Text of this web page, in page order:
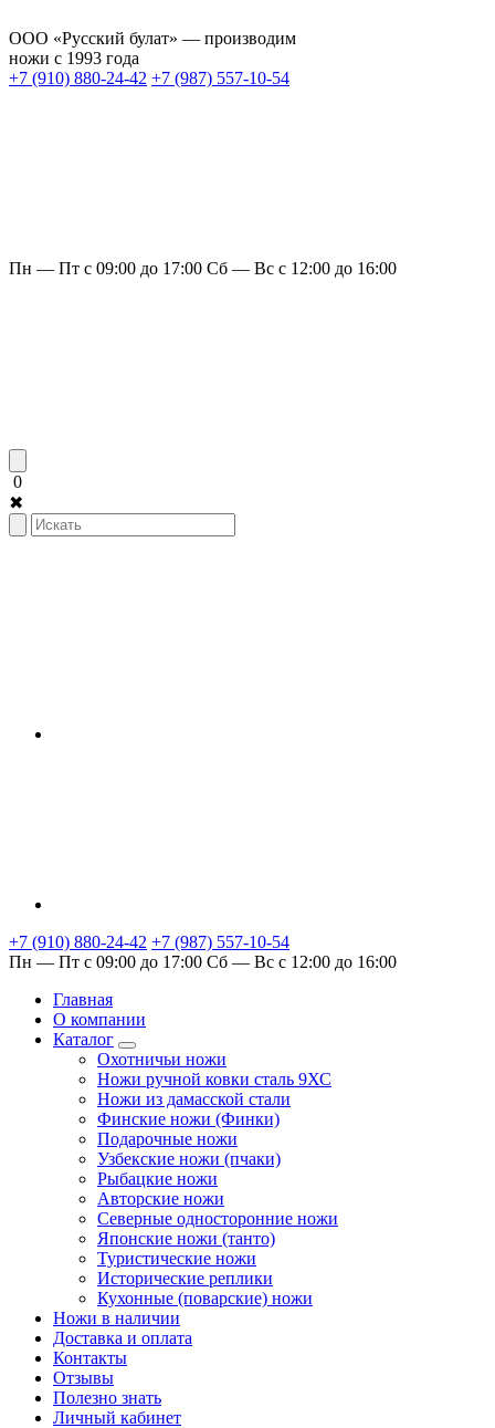
ООО «Русский булат» — производим
ножи с 1993 года
+7 (910) 880-24-42 +7 (987) 557-10-54
Пн — Пт с 09:00 до 17:00 Сб — Вс с 12:00 до 16:00
0
✖
+7 (910) 880-24-42 +7 (987) 557-10-54
Пн — Пт с 09:00 до 17:00 Сб — Вс с 12:00 до 16:00
Главная
О компании
Каталог
Охотничьи ножи
Ножи ручной ковки сталь 9ХС
Ножи из дамасской стали
Финские ножи (Финки)
Подарочные ножи
Узбекские ножи (пчаки)
Рыбацкие ножи
Авторские ножи
Северные односторонние ножи
Японские ножи (танто)
Туристические ножи
Исторические реплики
Кухонные (поварские) ножи
Ножи в наличии
Доставка и оплата
Контакты
Отзывы
Полезно знать
Личный кабинет